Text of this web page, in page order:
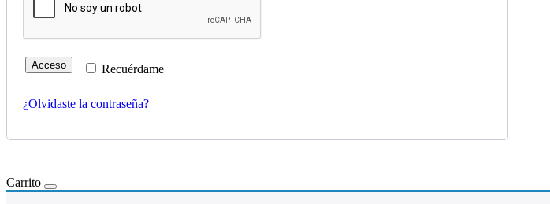
Recuérdame
Acceso
¿Olvidaste la contraseña?
Carrito